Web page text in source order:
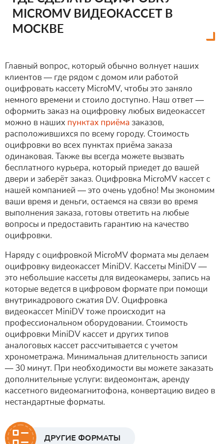
MICROMV ВИДЕОКАССЕТ В
МОСКВЕ
Главный вопрос, который обычно волнует наших
клиентов — где рядом с домом или работой
оцифровать кассету MicroMV, чтобы это заняло
немного времени и стоило доступно. Наш ответ —
оформить заказ на оцифровку любых видеокассет
можно в наших пунктах приёма заказов,
расположившихся по всему городу. Стоимость
оцифровки во всех пунктах приёма заказа
одинаковая. Также вы всегда можете вызвать
бесплатного курьера, который приедет до вашей
двери и заберёт заказ. Оцифровка MicroMV кассет с
нашей компанией — это очень удобно! Мы экономим
ваши время и деньги, остаемся на связи во время
выполнения заказа, готовы ответить на любые
вопросы и предоставить гарантию на качество
оцифровки.
Наряду с оцифровкой MicroMV формата мы делаем
оцифровку видеокассет MiniDV. Кассеты MiniDV —
это небольшие кассеты для видеокамеры, запись на
которые ведется в цифровом формате при помощи
внутрикадрового сжатия DV. Оцифровка
видеокассет MiniDV тоже происходит на
профессиональном оборудовании. Стоимость
оцифровки MiniDV кассет и других типов
аналоговых кассет рассчитывается с учетом
хронометража. Минимальная длительность записи
— 30 минут. При необходимости вы можете заказать
дополнительные услуги: видеомонтаж, аренду
кассетного видеомагнитофона, конвертацию видео в
нестандартные форматы.
ДРУГИЕ ФОРМАТЫ